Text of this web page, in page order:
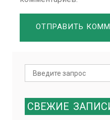
Search
for:
СВЕЖИЕ